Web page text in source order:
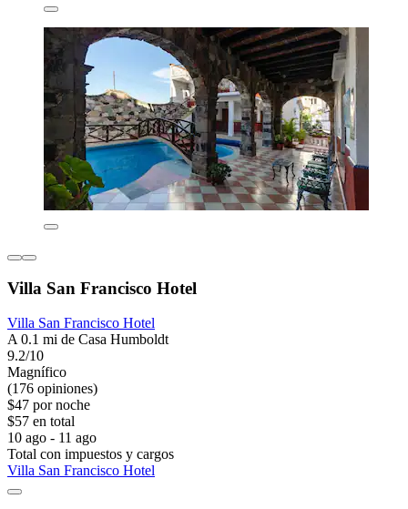
Villa San Francisco Hotel
Villa San Francisco Hotel
A 0.1 mi de Casa Humboldt
9.2/10
Magnífico
(176 opiniones)
$47 por noche
$57 en total
10 ago - 11 ago
Total con impuestos y cargos
Villa San Francisco Hotel